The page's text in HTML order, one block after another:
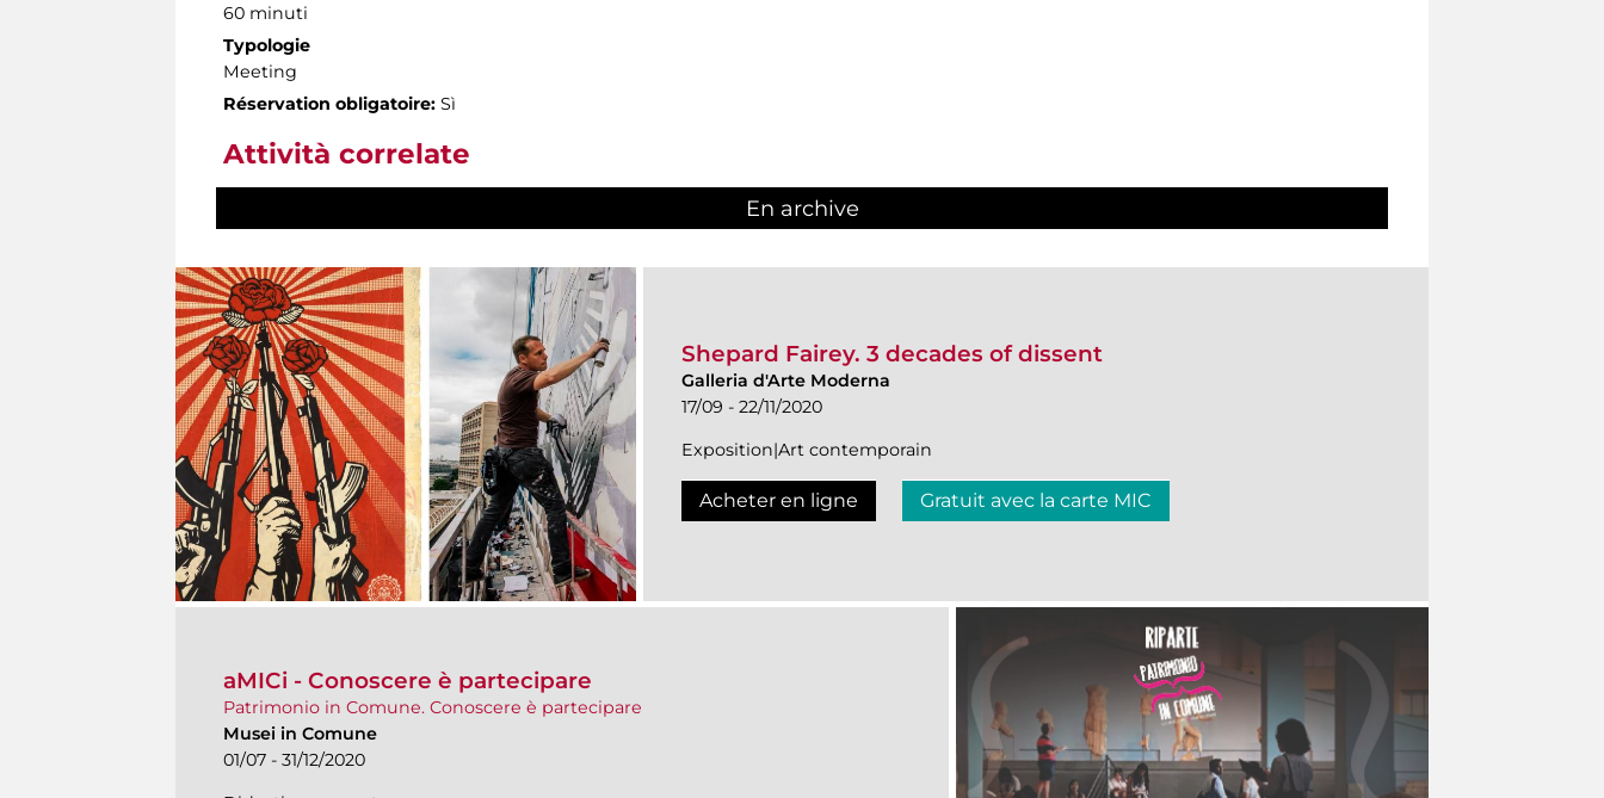
60 minuti
Typologie
Meeting
Réservation obligatoire: Sì
Attività correlate
En archive
Shepard Fairey. 3 decades of dissent
Galleria d'Arte Moderna
17/09 - 22/11/2020
Exposition|Art contemporain
Acheter en ligne Gratuit avec la carte MIC
aMICi - Conoscere è partecipare
Patrimonio in Comune. Conoscere è partecipare
Musei in Comune
01/07 - 31/12/2020